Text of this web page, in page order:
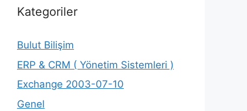
Kategoriler
Bulut Bilişim
ERP & CRM ( Yönetim Sistemleri )
Exchange 2003-07-10
Genel